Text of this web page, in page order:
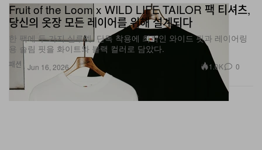
패션
Fruit of the Loom x WILD LIFE TAILOR 팩 티셔츠,
당신의 옷장 모든 레이어를 위해 설계되다
한 팩에 두 가지 실루엣. 단독 착용에 최적인 와이드 핏과 레이어링
용 슬림 핏을 화이트와 블랙 컬러로 담았다.
Jun 16, 2026 1.0K 0